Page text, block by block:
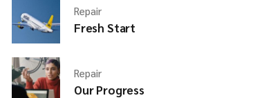
Repair
Fresh Start
Repair
Our Progress